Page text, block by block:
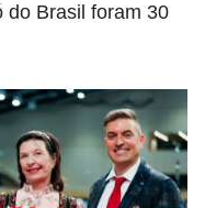
do Brasil foram 30